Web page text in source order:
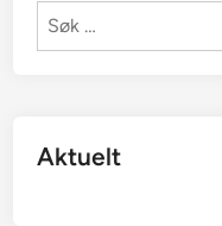
Søk
Aktuelt